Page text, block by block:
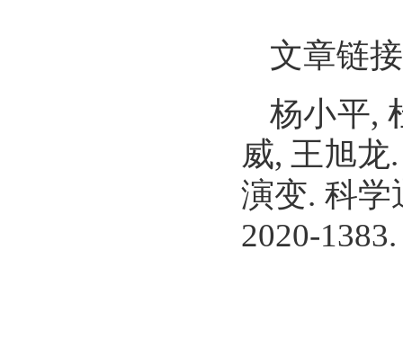
文章链
杨小平,
威, 王旭龙
演变. 科学
2020-1383.